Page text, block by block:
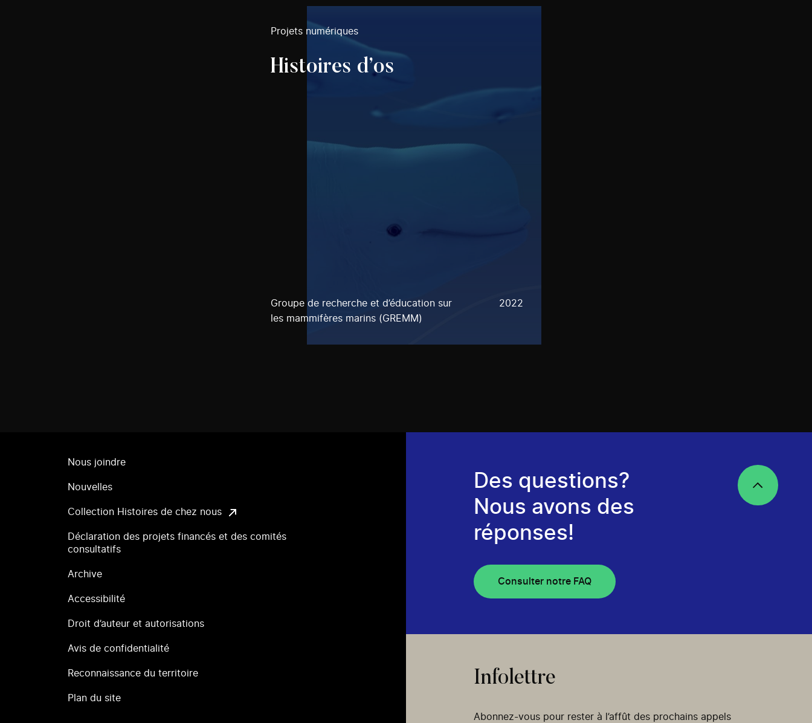
Projets numériques
Histoires d’os
Groupe de recherche et d’éducation sur
les mammifères marins (GREMM)
2022
Nous joindre
Nouvelles
Collection Histoires de chez nous
Déclaration des projets financés et des comités
consultatifs
Archive
Accessibilité
Droit d’auteur et autorisations
Avis de confidentialité
Reconnaissance du territoire
Plan du site
Des questions?
Nous avons des
réponses!
Consulter notre FAQ
Infolettre
Abonnez-vous pour rester à l’affût des prochains appels